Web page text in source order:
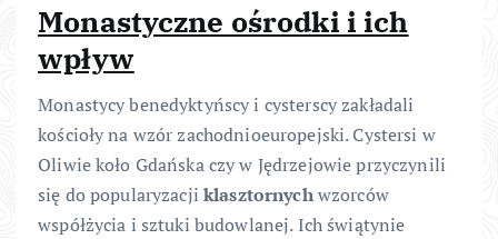
Monastyczne ośrodki i ich
wpływ
Monastycy benedyktyńscy i cysterscy zakładali
kościoły na wzór zachodnioeuropejski. Cystersi w
Oliwie koło Gdańska czy w Jędrzejowie przyczynili
się do popularyzacjiklasztornychwzorców
współżycia i sztuki budowlanej. Ich świątynie